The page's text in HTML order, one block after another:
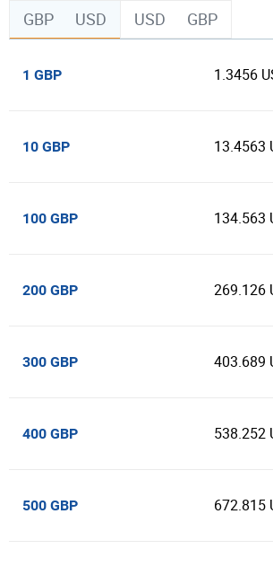
GBP USD USD GBP
1 GBP 1.3456
10 GBP 13.4563
100 GBP 134.563
200 GBP 269.126
300 GBP 403.689
400 GBP 538.252
500 GBP 672.815